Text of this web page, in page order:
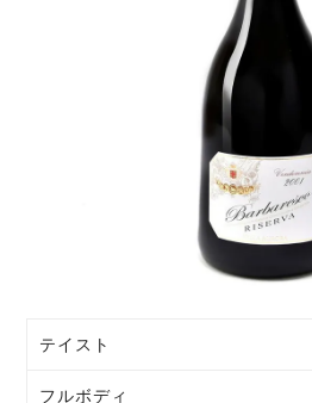
テイスト
フルボディ